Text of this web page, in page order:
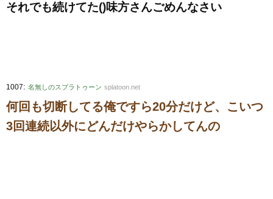
それでも続けてた()味方さんごめんなさい
1007: 名無しのスプラトゥーン splatoon.net
何回も切断してる俺ですら20分だけど、こいつ
3回連続以外にどんだけやらかしてんの